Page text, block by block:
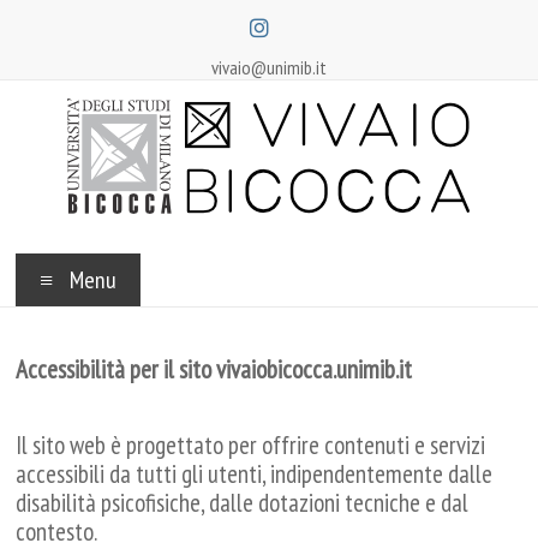
vivaio@unimib.it
Vivaio
Bicocca
Menu
Accessibilità per il sito vivaiobicocca.unimib.it
Il sito web è progettato per offrire contenuti e servizi
accessibili da tutti gli utenti, indipendentemente dalle
disabilità psicofisiche, dalle dotazioni tecniche e dal
contesto.